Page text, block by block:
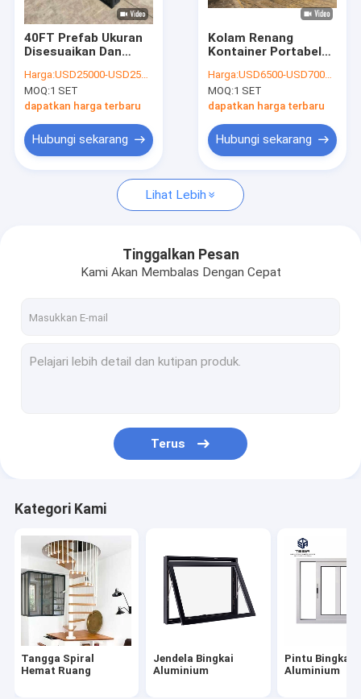
Tentang kami
Kontrol kualitas
Hubungi kami
Tangga Spiral Hemat Ruang
Railing Tangga Interior
Bengkel struktur baja
Perabotan Modern Sederhana
Lemari Kamar Mandi yang Disesuaikan
Lantai Butir Kayu
40FT Prefab Ukuran
Disesuaikan Dan
Kontainer Warna
Dengan Bahan Baja
Dengan Sistem
Harga:USD25000-USD25200/ SET
MOQ:1 SET
dapatkan harga terbaru
Hubungi sekarang
Kolam Renang
Kontainer Portabel
Mewah Dengan
Dinding Kaca
Kekuatan Tinggi
Harga:USD6500-USD7000/ SET
MOQ:1 SET
dapatkan harga terbaru
Hubungi sekarang
Lihat Lebih
Tinggalkan Pesan
Kami Akan Membalas Dengan Cepat
Terus
Kategori Kami
Tangga Spiral
Hemat Ruang
Jendela Bingkai
Aluminium
Pintu Bingkai
Aluminium